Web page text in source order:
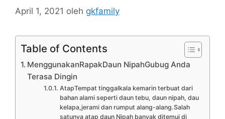
April 1, 2021 oleh gkfamily
Table of Contents
MenggunakanRapakDaun NipahGubug Anda
Terasa Dingin
AtapTempat tinggalkala kemarin terbuat dari
bahan alami seperti daun tebu, daun nipah, dau
kelapa,jerami dan rumput alang-alang.Salah
satunya atap daun Nipah banyak ditemui di